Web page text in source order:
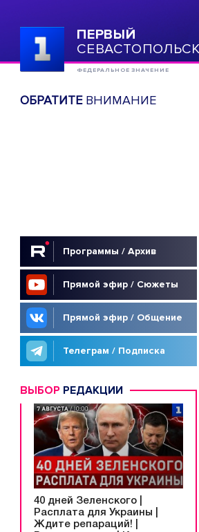
ПЕРВЫЙ
ФЕДЕРАЛЬНОЕ ЗНАЧЕНИЕ
ОБРАТИТЕВНИМАНИЕ
Программы / Архив
Прямой эфир / Сюжеты
Прямой эфир / Общение
Телеграм / Подписка
ВЫБОР РЕДАКЦИИ
40 дней Зеленского |
Расплата для Украины |
Ждите репараций! |